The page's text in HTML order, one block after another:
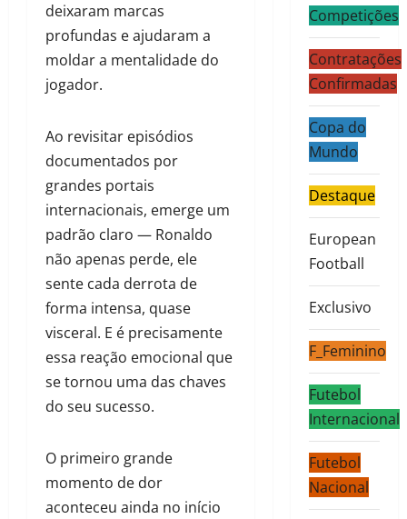
deixaram marcas
profundas e ajudaram a
moldar a mentalidade do
jogador.
Ao revisitar episódios
documentados por
grandes portais
internacionais, emerge um
padrão claro — Ronaldo
não apenas perde, ele
sente cada derrota de
forma intensa, quase
visceral. E é precisamente
essa reação emocional que
se tornou uma das chaves
do seu sucesso.
O primeiro grande
momento de dor
aconteceu ainda no início
Competições
Contratações
Confirmadas
Copa do
Mundo
Destaque
European
Football
Exclusivo
F_Feminino
Futebol
Internacional
Futebol
Nacional